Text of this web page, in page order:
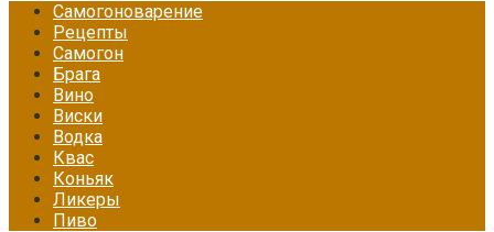
Самогоноварение
Рецепты
Самогон
Брага
Вино
Виски
Водка
Квас
Коньяк
Ликеры
Пиво